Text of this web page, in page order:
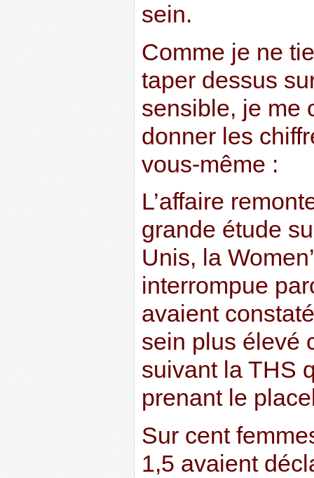
sein.
Comme je ne
taper dessus
sensible, je me
donner les
vous-même :
L’affaire
grande étude
Unis, la
interrompue
avaient
sein plus élevé
suivant la THS
prenant le
Sur cent
1,5 avaient